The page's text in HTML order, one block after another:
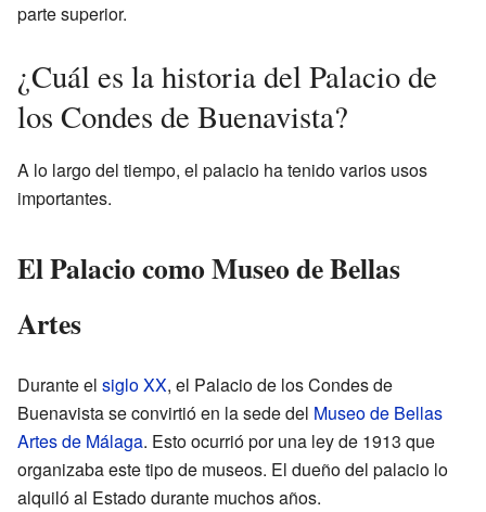
parte superior.
¿Cuál es la historia del Palacio de
los Condes de Buenavista?
A lo largo del tiempo, el palacio ha tenido varios usos
importantes.
El Palacio como Museo de Bellas
Artes
Durante el siglo XX, el Palacio de los Condes de
Buenavista se convirtió en la sede del Museo de Bellas
Artes de Málaga. Esto ocurrió por una ley de 1913 que
organizaba este tipo de museos. El dueño del palacio lo
alquiló al Estado durante muchos años.